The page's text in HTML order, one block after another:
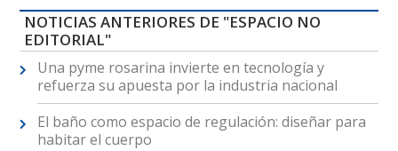
NOTICIAS ANTERIORES DE "ESPACIO NO
EDITORIAL"
Una pyme rosarina invierte en tecnología y
refuerza su apuesta por la industria nacional
El baño como espacio de regulación: diseñar para
habitar el cuerpo